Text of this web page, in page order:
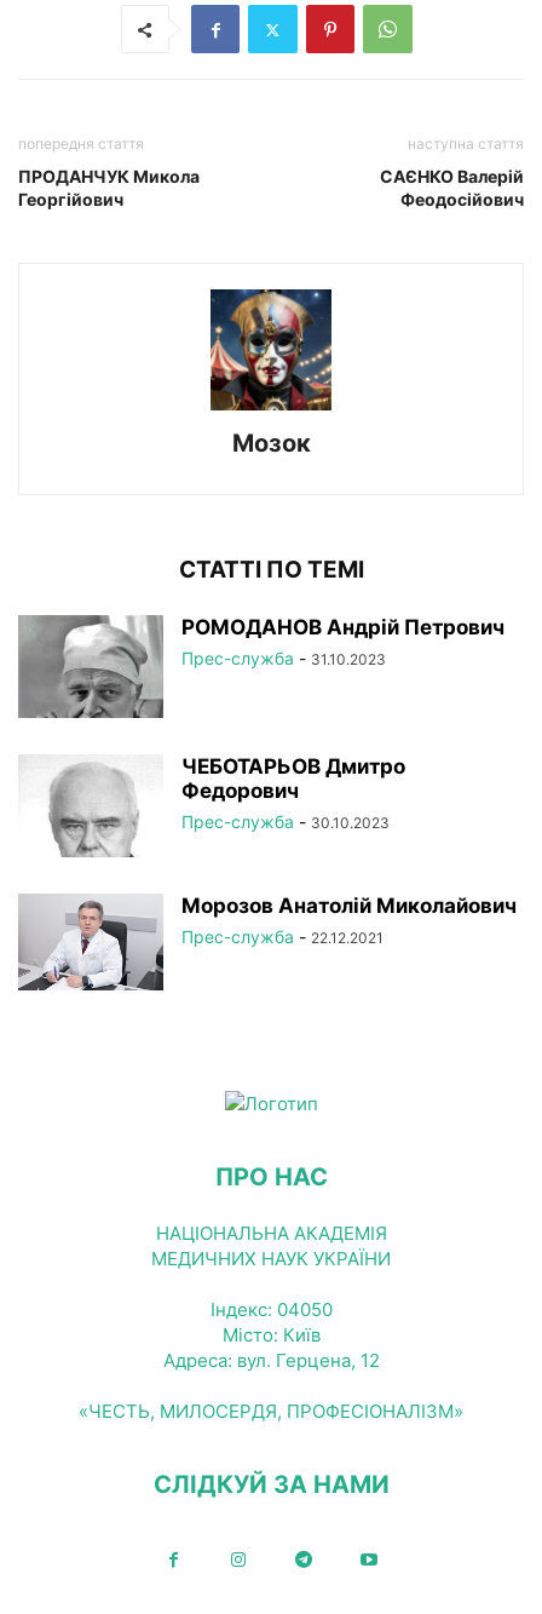
попередня стаття
ПРОДАНЧУК Микола
Георгійович
наступна стаття
САЄНКО Валерій
Феодосійович
Мозок
СТАТТІ ПО ТЕМІ
РОМОДАНОВ Андрій Петрович
Прес-служба - 31.10.2023
ЧЕБОТАРЬОВ Дмитро
Федорович
Прес-служба - 30.10.2023
Морозов Анатолій Миколайович
Прес-служба - 22.12.2021
ПРО НАС
НАЦІОНАЛЬНА АКАДЕМІЯ
МЕДИЧНИХ НАУК УКРАЇНИ
Індекс: 04050
Місто: Київ
Адреса: вул. Герцена, 12
«ЧЕСТЬ, МИЛОСЕРДЯ, ПРОФЕСІОНАЛІЗМ»
СЛІДКУЙ ЗА НАМИ